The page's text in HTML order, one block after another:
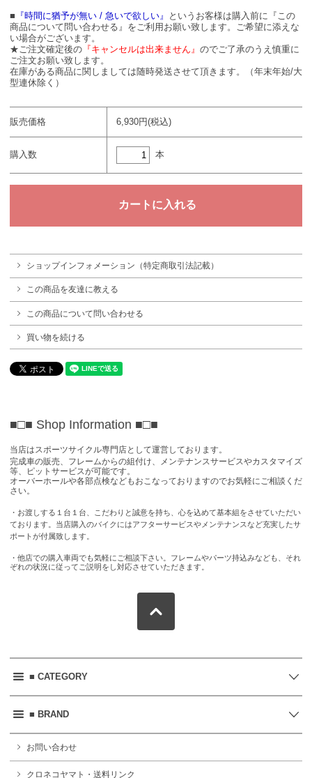
■ 『時間に猶予が無い / 急いで欲しい』
というお客様は購入前に『この
商品について問い合わせる』をご利用お願い致します。ご希望に添えな
い場合がございます。
★ご注文確定後の 『キャンセルは出来ません』 のでご了承のうえ慎重に
ご注文お願い致します。
在庫がある商品に関しましては随時発送させて頂きます。（年末年始/大
型連休除く）
販売価格 6,930円(税込)
購入数 本
ショップインフォメーション（特定商取引法記載）
この商品を友達に教える
この商品について問い合わせる
買い物を続ける
■□■ Shop Information ■□■
当店はスポーツサイクル専門店として運営しております。
完成車の販売、フレームからの組付け、メンテナンスサービスやカスタマイズ
等、ピットサービスが可能です。
オーバーホールや各部点検などもおこなっておりますのでお気軽にご相談くだ
さい。
・お渡しする１台１台、こだわりと誠意を持ち、心を込めて基本組をさせていただい
ております。当店購入のバイクにはアフターサービスやメンテナンスなど充実したサ
ポートが付属致します。
・他店での購入車両でも気軽にご相談下さい。フレームやパーツ持込みなども、それ
ぞれの状況に従ってご説明をし対応させていただきます。
■ CATEGORY
■ BRAND
お問い合わせ
クロネコヤマト・送料リンク